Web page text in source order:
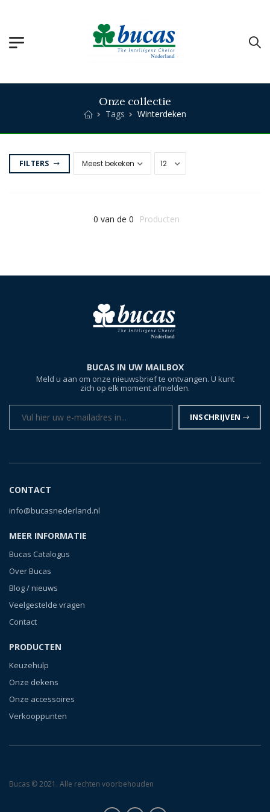
Onze collectie
Tags Winterdeken
FILTERS
0 van de 0 Producten
BUCAS IN UW MAILBOX
Meld u aan om onze nieuwsbrief te ontvangen. U kunt
zich op elk moment afmelden.
INSCHRIJVEN
CONTACT
info@bucasnederland.nl
MEER INFORMATIE
Bucas Catalogus
Over Bucas
Blog / nieuws
Veelgestelde vragen
Contact
PRODUCTEN
Keuzehulp
Onze dekens
Onze accessoires
Verkooppunten
Bucas © 2021. Alle rechten voorbehouden